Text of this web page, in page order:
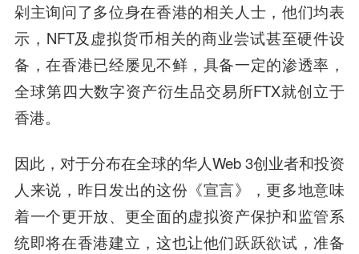
剁主询问了多位身在香港的相关人士，他们均表
示，NFT及虚拟货币相关的商业尝试甚至硬件设
备，在香港已经屡见不鲜，具备一定的渗透率，
全球第四大数字资产衍生品交易所FTX就创立于
香港。
因此，对于分布在全球的华人Web 3创业者和投资
人来说，昨日发出的这份《宣言》，更多地意味
着一个更开放、更全面的虚拟资产保护和监管系
统即将在香港建立，这也让他们跃跃欲试，准备